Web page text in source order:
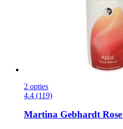
2 opties
4.4 (119)
Martina Gebhardt